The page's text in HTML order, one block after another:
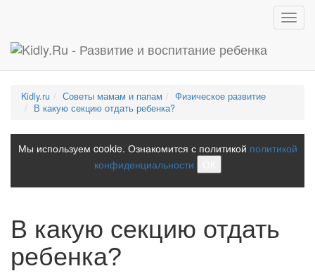
Kidly.ru Советы мамам и папам
Физическое развитие
В какую секцию отдать ребенка?
Мы используем cookie. Ознакомится с политикой политикой
конфиденциальности
В какую секцию отдать
ребенка?